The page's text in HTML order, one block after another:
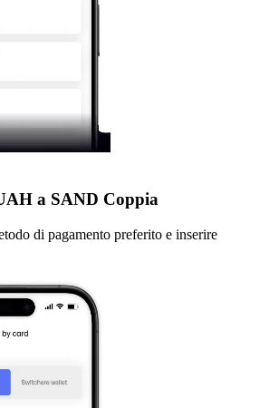
a SAND Coppia
di pagamento preferito e inserire